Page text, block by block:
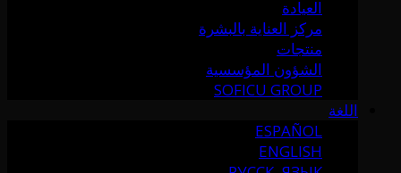
العيادة
مركز العناية بالبشرة
منتجات
الشؤون المؤسسية
SOFICU GROUP
اللغة
ESPAÑOL
ENGLISH